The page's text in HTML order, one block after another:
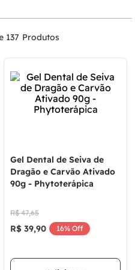
137
Gel Dental de Seiva de
Dragão e Carvão Ativado
90g - Phytoterápica
R$ 47,65
R$ 39,90 16% Off